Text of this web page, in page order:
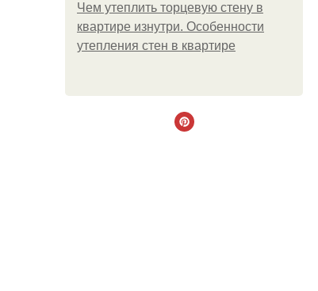
Чем утеплить торцевую стену в
квартире изнутри. Особенности
утепления стен в квартире